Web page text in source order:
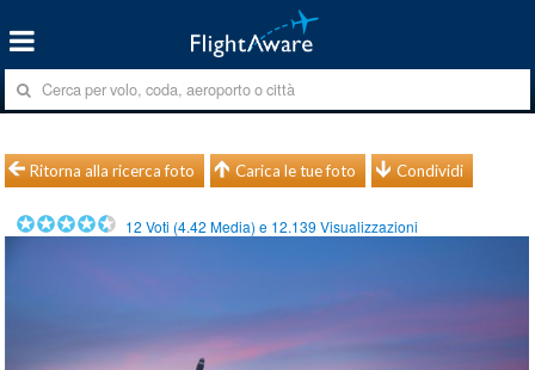
Ritorna alla ricerca foto Carica le tue foto Condividi
12 Voti (4.42 Media) e 12.139 Visualizzazioni